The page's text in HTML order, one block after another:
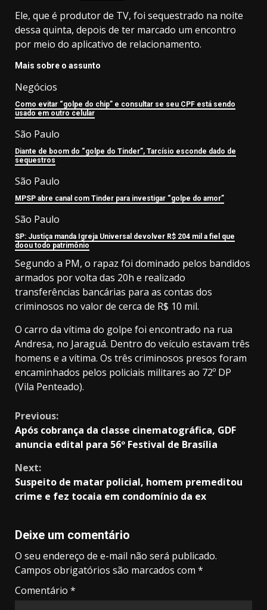
Ele, que é produtor de TV, foi sequestrado na noite
dessa quinta, depois de ter marcado um encontro
por meio do aplicativo de relacionamento.
Mais sobre o assunto
Negócios
Como evitar “golpe do chip” e consultar se seu CPF está sendo
usado em outro celular
São Paulo
Diante de boom do “golpe do Tinder”, Tarcísio esconde dado de
sequestros
São Paulo
MPSP abre canal com Tinder para investigar “golpe do amor”
São Paulo
SP: Justiça manda Igreja Universal devolver R$ 204 mil a fiel que
doou todo patrimônio
Segundo a PM, o rapaz foi dominado pelos bandidos
armados por volta das 20h e realizado
transferências bancárias para as contas dos
criminosos no valor de cerca de R$ 10 mil.
O carro da vítima do golpe foi encontrado na rua
Andresa, no Jaraguá. Dentro do veículo estavam três
homens e a vítima. Os três criminosos presos foram
encaminhados pelos policiais militares ao 72º DP
(Vila Penteado).
Continue
Reading
Previous:
Após cobrança da classe cinematográfica, GDF
anuncia edital para 56º Festival de Brasília
Next:
Suspeito de matar policial, homem premeditou
crime e fez tocaia em condomínio da ex
Deixe um comentário
O seu endereço de e-mail não será publicado.
Campos obrigatórios são marcados com *
Comentário *